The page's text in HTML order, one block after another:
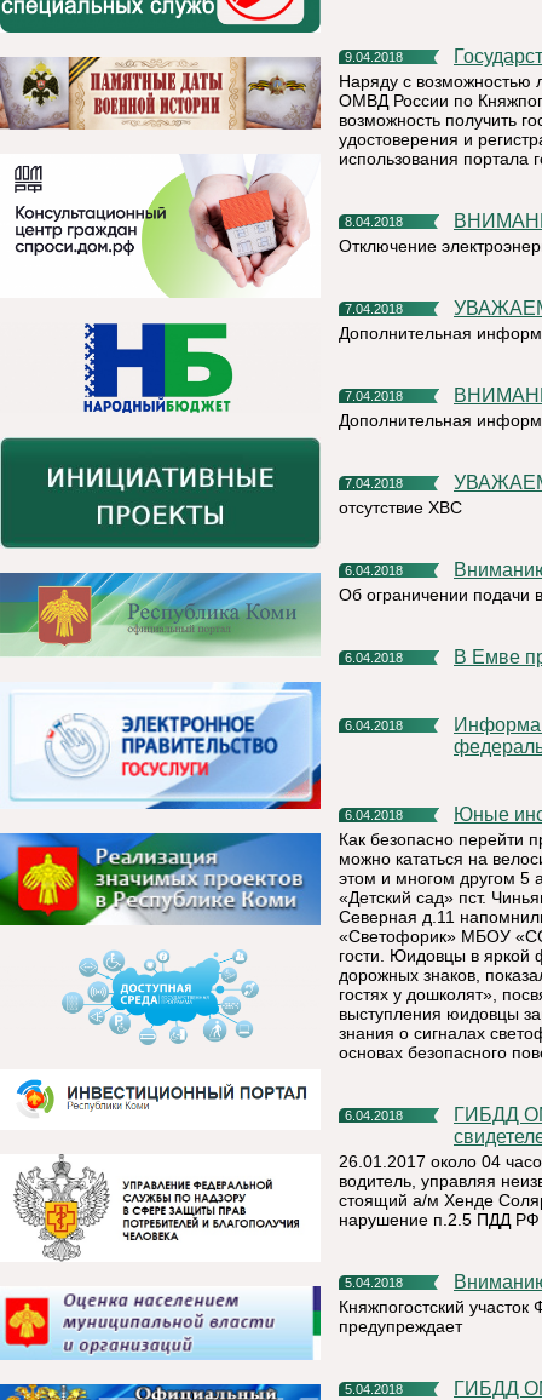
9.04.2018
Наряду с
ОМВД России по
возможность получить
удостоверения и
использования портала
8.04.2018
Отключение
7.04.2018
Дополнительная
7.04.2018
Дополнительная
7.04.2018
отсутствие ХВС
6.04.2018
Об ограничении подачи
6.04.2018 В Емве
6.04.2018
Информация о проведении личного приема граждан
6.04.2018 Юные
Как безопасно перейти
можно кататься на
этом и многом другом 5
«Детский сад» пст.
Северная д.11
«Светофорик» МБОУ
гости. Юидовцы в яркой
дорожных знаков,
гостях у дошколят»,
выступления юидовцы
знания о сигналах
основах безопасного
6.04.2018
ГИБДД ОМВД России по Княжпогостскому району ищет
26.01.2017 около 04
водитель, управляя
стоящий а/м Хенде
нарушение п.2.5 ПДД РФ
5.04.2018
Княжпогостский
предупреждает
5.04.2018 ГИБДД ОМВД России по Княжпогостскому району ищет